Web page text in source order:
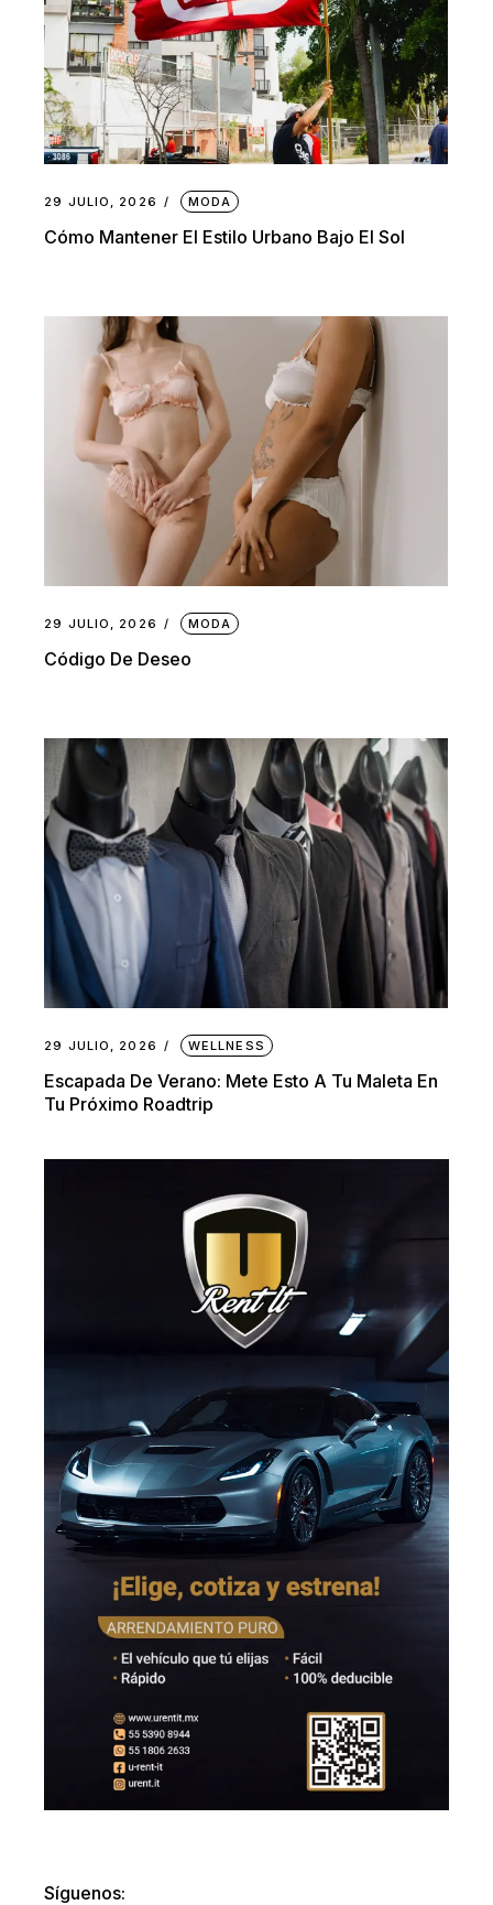
29 JULIO, 2026 MODA
Cómo Mantener El Estilo Urbano Bajo El Sol
29 JULIO, 2026 MODA
Código De Deseo
29 JULIO, 2026 WELLNESS
Escapada De Verano: Mete Esto A Tu Maleta En
Tu Próximo Roadtrip
Síguenos: